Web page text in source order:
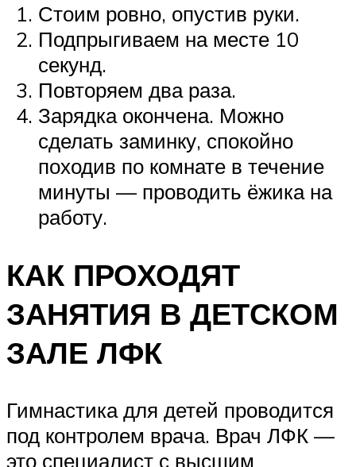
Стоим ровно, опустив руки.
Подпрыгиваем на месте 10
секунд.
Повторяем два раза.
Зарядка окончена. Можно
сделать заминку, спокойно
походив по комнате в течение
минуты — проводить ёжика на
работу.
КАК ПРОХОДЯТ
ЗАНЯТИЯ В ДЕТСКОМ
ЗАЛЕ ЛФК
Гимнастика для детей проводится
под контролем врача. Врач ЛФК —
это специалист с высшим